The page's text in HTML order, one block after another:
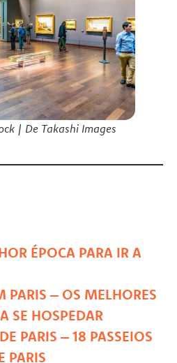
| De Takashi Images
ÉPOCA PARA IR A
PARIS – OS MELHORES
SE HOSPEDAR
PARIS – 18 PASSEIOS
PARIS